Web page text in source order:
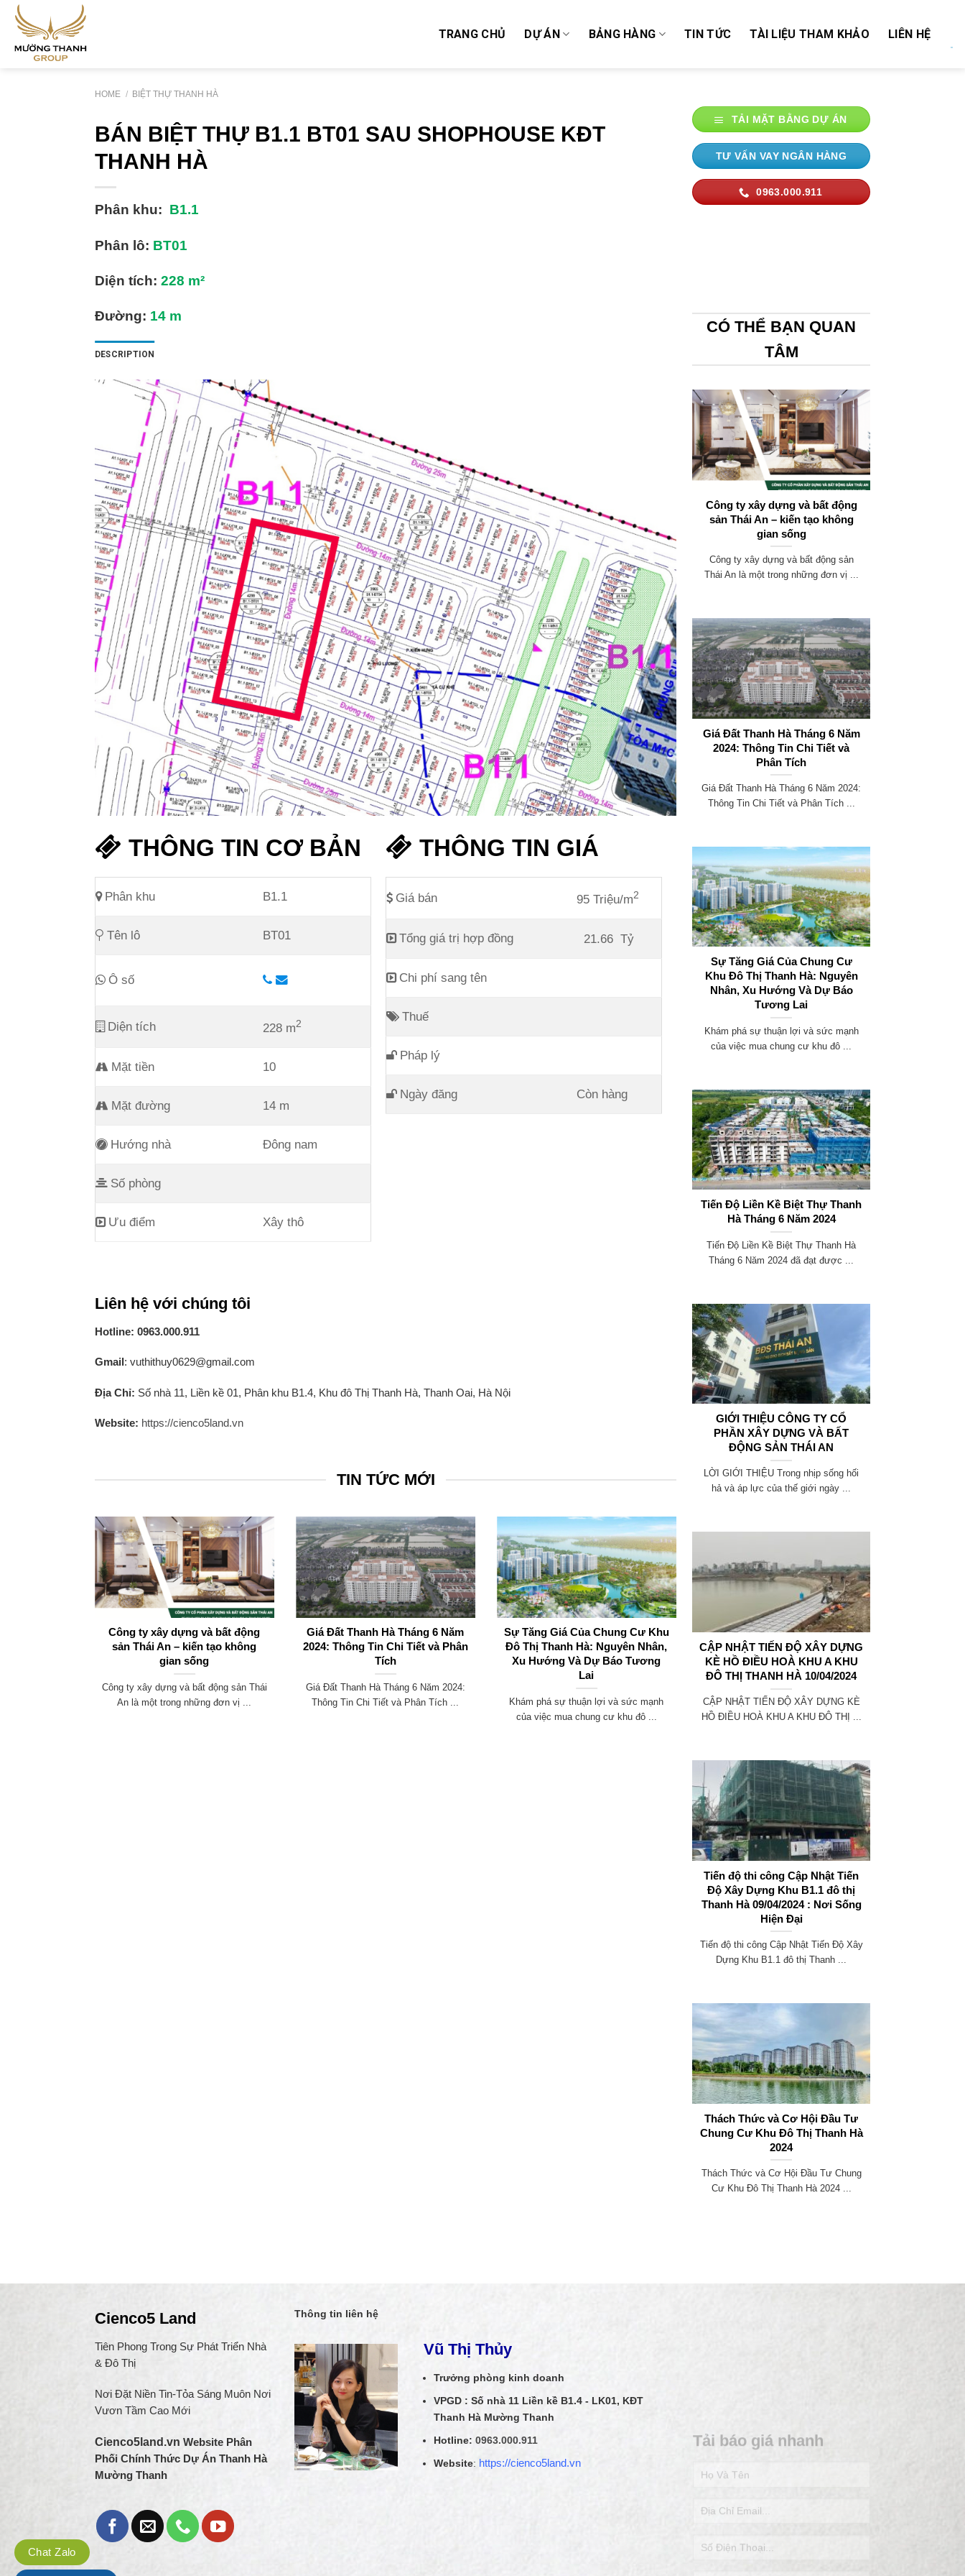
Skip
content
TRANG CHỦ DỰ ÁN BẢNG HÀNG TIN TỨC TÀI LIỆU THAM KHẢO LIÊN HỆ
HOME / BIỆT THỰ THANH HÀ
BÁN BIỆT THỰ B1.1 BT01 SAU SHOPHOUSE KĐT
THANH HÀ
Phân khu: B1.1
Phân lô: BT01
Diện tích: 228 m²
Đường: 14 m
DESCRIPTION
THÔNG TIN CƠ BẢN
Phân khu B1.1
Tên lô BT01
Ô số
Diện tích 228 m2
Mặt tiền 10
Mặt đường 14 m
Hướng nhà Đông nam
Số phòng
Ưu điểm Xây thô
THÔNG TIN GIÁ
Giá bán 95 Triệu/m2
Tổng giá trị hợp đồng 21.66 Tỷ
Chi phí sang tên
Thuế
Pháp lý
Ngày đăng Còn hàng
Liên hệ với chúng tôi
Hotline: 0963.000.911
Gmail : vuthithuy0629@gmail.com
Địa Chỉ: Số nhà 11, Liền kề 01, Phân khu B1.4, Khu đô Thị Thanh Hà, Thanh Oai, Hà Nội
Website: https://cienco5land.vn
TIN TỨC MỚI
Công ty xây dựng và bất động
sản Thái An – kiến tạo không
gian sống
Công ty xây dựng và bất động sản Thái
An là một trong những đơn vị ...
Giá Đất Thanh Hà Tháng 6 Năm
2024: Thông Tin Chi Tiết và Phân
Tích
Giá Đất Thanh Hà Tháng 6 Năm 2024:
Thông Tin Chi Tiết và Phân Tích ...
Sự Tăng Giá Của Chung Cư Khu
Đô Thị Thanh Hà: Nguyên Nhân,
Xu Hướng Và Dự Báo Tương
Lai
Khám phá sự thuận lợi và sức mạnh
của việc mua chung cư khu đô ...
GIỚI THIỆU CÔNG TY CỔ PHẦN
XÂY DỰNG VÀ BẤT ĐỘNG SẢN
THÁI AN
LỜI GIỚI THIỆU Trong nhịp sống hối
hả và áp lực của thế giới ngày ...
TẢI MẶT BẰNG DỰ ÁN
TƯ VẤN VAY NGÂN HÀNG
0963.000.911
CÓ THỂ BẠN QUAN
TÂM
Công ty xây dựng và bất động
sản Thái An – kiến tạo không
gian sống
Công ty xây dựng và bất động sản
Thái An là một trong những đơn vị ...
Giá Đất Thanh Hà Tháng 6 Năm
2024: Thông Tin Chi Tiết và
Phân Tích
Giá Đất Thanh Hà Tháng 6 Năm 2024:
Thông Tin Chi Tiết và Phân Tích ...
Sự Tăng Giá Của Chung Cư
Khu Đô Thị Thanh Hà: Nguyên
Nhân, Xu Hướng Và Dự Báo
Tương Lai
Khám phá sự thuận lợi và sức mạnh
của việc mua chung cư khu đô ...
Tiến Độ Liền Kề Biệt Thự Thanh
Hà Tháng 6 Năm 2024
Tiến Độ Liền Kề Biệt Thự Thanh Hà
Tháng 6 Năm 2024 đã đạt được ...
GIỚI THIỆU CÔNG TY CỔ
PHẦN XÂY DỰNG VÀ BẤT
ĐỘNG SẢN THÁI AN
LỜI GIỚI THIỆU Trong nhịp sống hối
hả và áp lực của thế giới ngày ...
CẬP NHẬT TIẾN ĐỘ XÂY DỰNG
KÈ HỒ ĐIỀU HOÀ KHU A KHU
ĐÔ THỊ THANH HÀ 10/04/2024
CẬP NHẬT TIẾN ĐỘ XÂY DỰNG KÈ
HỒ ĐIỀU HOÀ KHU A KHU ĐÔ THỊ ...
Tiến độ thi công Cập Nhật Tiến
Độ Xây Dựng Khu B1.1 đô thị
Thanh Hà 09/04/2024 : Nơi Sống
Hiện Đại
Tiến độ thi công Cập Nhật Tiến Độ Xây
Dựng Khu B1.1 đô thị Thanh ...
Thách Thức và Cơ Hội Đầu Tư
Chung Cư Khu Đô Thị Thanh Hà
2024
Thách Thức và Cơ Hội Đầu Tư Chung
Cư Khu Đô Thị Thanh Hà 2024 ...
Cienco5 Land
Tiên Phong Trong Sự Phát Triển Nhà
& Đô Thị
Nơi Đặt Niền Tin-Tỏa Sáng Muôn Nơi
Vươn Tầm Cao Mới
Cienco5land.vn Website Phân
Phối Chính Thức Dự Án Thanh Hà
Mường Thanh
Thông tin liên hệ
Vũ Thị Thủy
Trưởng phòng kinh doanh
VPGD : Số nhà 11 Liền kề B1.4 - LK01, KĐT
Thanh Hà Mường Thanh
Hotline: 0963.000.911
Website: https://cienco5land.vn
Tải báo giá nhanh
Chat Zalo